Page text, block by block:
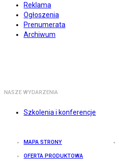
Reklama
Ogłoszenia
Prenumerata
Archiwum
NASZE WYDARZENIA
Szkolenia i konferencje
MAPA STRONY
OFERTA PRODUKTOWA